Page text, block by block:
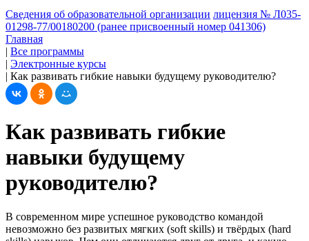
Сведения об образовательной организации лицензия № Л035-
01298-77/00180200 (ранее присвоенный номер 041306)
Главная
| Все программы
| Электронные курсы
| Как развивать гибкие навыки будущему руководителю?
Как развивать гибкие
навыки будущему
руководителю?
В современном мире успешное руководство командой
невозможно без развитых мягких (soft skills) и твёрдых (hard